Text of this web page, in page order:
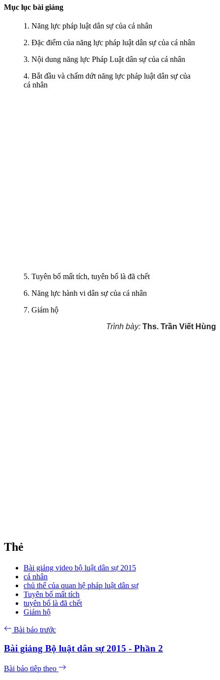
Mục lục bài giảng
1. Năng lực pháp luật dân sự của cá nhân
2. Đặc điểm của năng lực pháp luật dân sự của cá nhân
3. Nội dung năng lực Pháp Luật dân sự của cá nhân
4. Bắt đầu và chấm dứt năng lực pháp luật dân sự của
cá nhân
5. Tuyên bố mất tích, tuyên bố là đã chết
6. Năng lực hành vi dân sự của cá nhân
7. Giám hộ
Trình bày: Ths. Trần Viết Hùng
Thẻ
Bài giảng video bộ luật dân sự 2015
cá nhân
chủ thể của quan hệ pháp luật dân sự
Tuyên bố mất tích
tuyên bố là đã chết
Giám hộ
Bài báo trước
Bài giảng Bộ luật dân sự 2015 - Phần 2
Bài báo tiêp theo